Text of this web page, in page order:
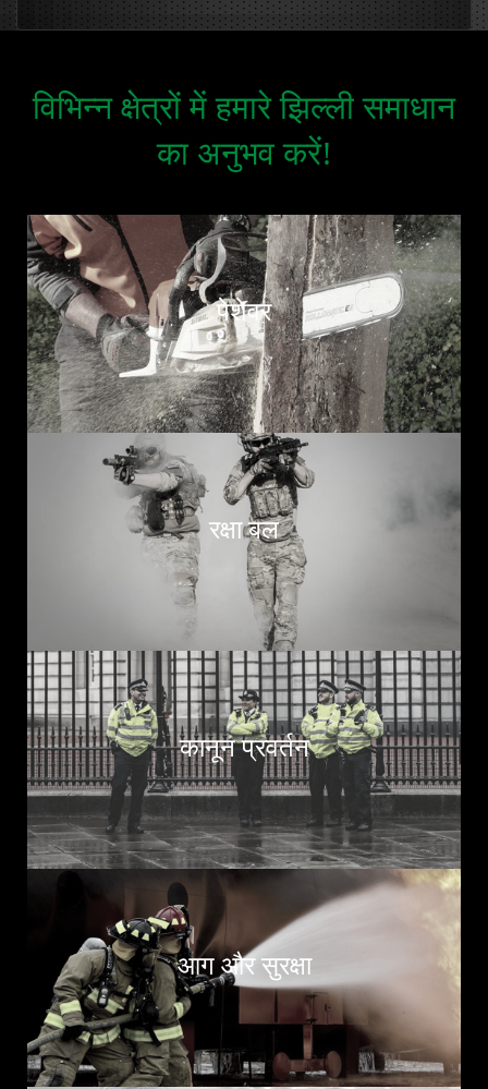
विभिन्न क्षेत्रों में हमारे झिल्ली समाधान
का अनुभव करें!
पेशेवर
रक्षा बल
कानून प्रवर्तन
आग और सुरक्षा